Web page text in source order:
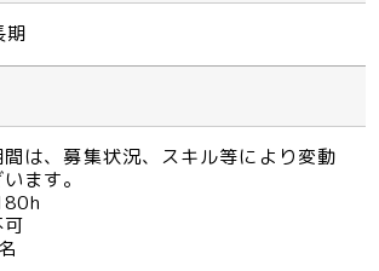
期
間は、募集状況、スキル等により変動
ます。
可